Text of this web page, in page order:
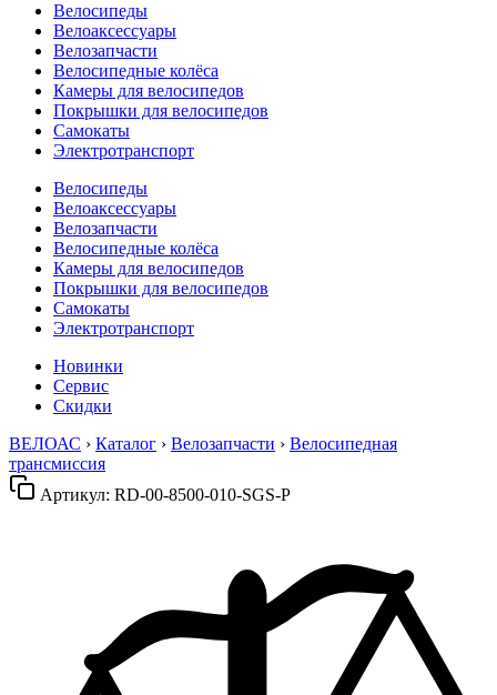
Велосипеды
Велоаксессуары
Велозапчасти
Велосипедные колёса
Камеры для велосипедов
Покрышки для велосипедов
Самокаты
Электротранспорт
Велосипеды
Велоаксессуары
Велозапчасти
Велосипедные колёса
Камеры для велосипедов
Покрышки для велосипедов
Самокаты
Электротранспорт
Новинки
Сервис
Скидки
ВЕЛОАС › Каталог › Велозапчасти › Велосипедная
трансмиссия
Артикул: RD-00-8500-010-SGS-P